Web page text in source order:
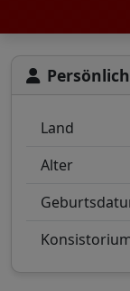
Land
Alter